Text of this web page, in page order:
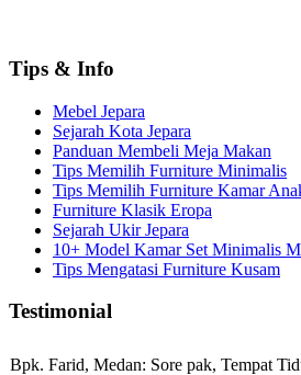
Tips & Info
Mebel Jepara
Sejarah Kota Jepara
Panduan Membeli Meja Makan
Tips Memilih Furniture Minimalis
Tips Memilih Furniture Kamar
Furniture Klasik Eropa
Sejarah Ukir Jepara
10+ Model Kamar Set Minimalis
Tips Mengatasi Furniture Kusam
Testimonial
Bpk. Farid, Medan: Sore pak, Tempat